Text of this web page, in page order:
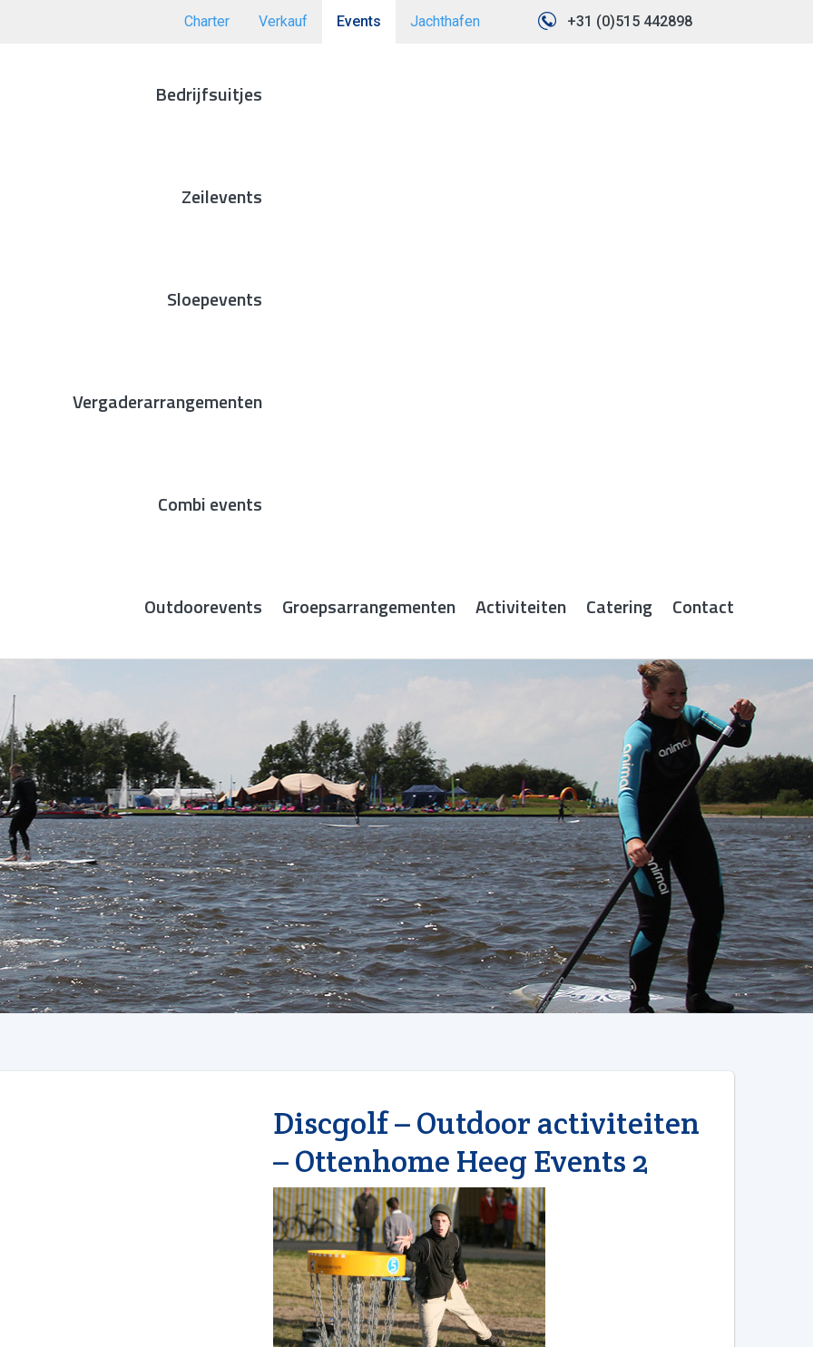
+31 (0)515 442898
Charter Verkauf Events Jachthafen
Bedrijfsuitjes
Zeilevents
Sloepevents
Vergaderarrangementen
Combi events
Outdoorevents Groepsarrangementen Activiteiten Catering Contact
Discgolf – Outdoor activiteiten
– Ottenhome Heeg Events 2